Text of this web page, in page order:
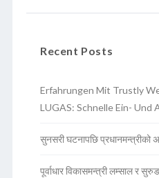
Recent Posts
Erfahrungen Mit Trustly
LUGAS: Schnelle Ein- Und
सुनसरी घटनापछि प्रधानमन्त्रीको
पूर्वाधार विकासमन्त्री लम्साल र